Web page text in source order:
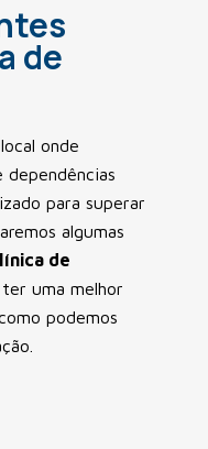
de
onde
para superar
algumas
de
ter uma melhor
podemos